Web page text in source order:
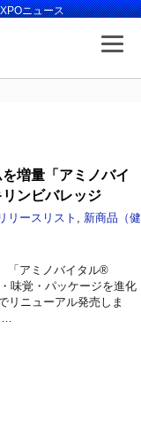
ニュース
増量「アミノバイ
ンビバレッジ
リリースリスト
新商品（健
「アミノバイタル®
味覚・パッケージを進化
リニューアル発売しま